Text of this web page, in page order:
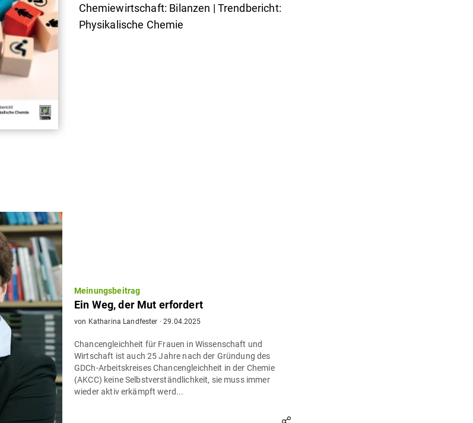
Chemiewirtschaft: Bilanzen | Trendbericht:
Physikalische Chemie
Meinungsbeitrag
Ein Weg, der Mut erfordert
von Katharina Landfester ·29.04.2025
Chancengleichheit für Frauen in Wissenschaft und
Wirtschaft ist auch 25 Jahre nach der Gründung des
GDCh-Arbeitskreises Chancengleichheit in der Chemie
(AKCC) keine Selbstverständlichkeit, sie muss immer
wieder aktiv erkämpft werd...